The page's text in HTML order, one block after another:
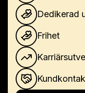
Dedikerad
Frihet